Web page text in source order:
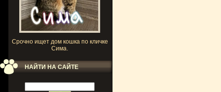
Срочно ищет дом кошка по кличке
Сима.
НАЙТИ НА САЙТЕ